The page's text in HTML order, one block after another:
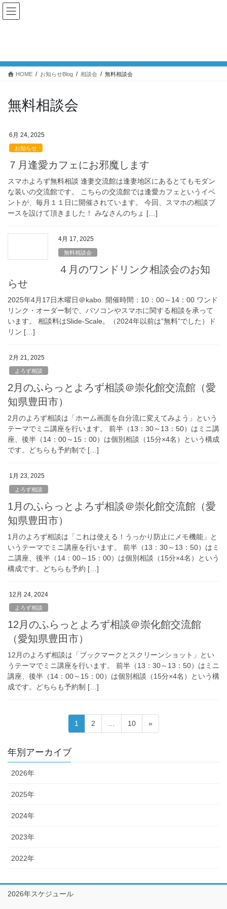
コ
ン
ス
ナ
ビ
ン
HOME お知らせBlog 相談会 無料相談会
無料相談会
6月 24, 2025
お知らせ
７月逢愛カフェにお邪魔します
スマホよろず無料相談 逢妻交流館は逢妻地区にあるとてもモダン
な装いの交流館です。 こちらの交流館では逢愛カフェというイベ
ントが、毎月１１日に開催されています。 今回、スマホの相談ブ
ースを設けて頂きました！ みなさんのちょ […]
4月 17, 2025
無料相談会
４月のワンドリンク相談会のお知
らせ
2025年4月17日木曜日＠kabo. 開催時間：10：00～14：00 ワンド
リンク・オーダー制で、パソコンやスマホに関する相談を承って
います。 相談料はSlide-Scale。（2024年以前は”無料”でした）ド
リン […]
2月 21, 2025
よろず相談
2月のふらっとよろず相談＠崇化館交流館（愛
知県豊田市）
2月のよろず相談は「ホーム画面を自分流に変えてみよう」という
テーマでミニ講座を行います。 前半（13：30～13：50）はミニ講
座、後半（14：00～15：00）は個別相談（15分×4名）という構成
です。どちらも予約制で […]
1月 23, 2025
よろず相談
1月のふらっとよろず相談＠崇化館交流館（愛
知県豊田市）
1月のよろず相談は「これは使える！うっかり防止にメモ機能」と
いうテーマでミニ講座を行います。 前半（13：30～13：50）はミ
ニ講座、後半（14：00～15：00）は個別相談（15分×4名）という
構成です。どちらも予約 […]
12月 24, 2024
よろず相談
12月のふらっとよろず相談＠崇化館交流館
（愛知県豊田市）
12月のよろず相談は「ブックマークとスクリーンショット」とい
うテーマでミニ講座を行います。 前半（13：30～13：50）はミニ
講座、後半（14：00～15：00）は個別相談（15分×4名）という構
成です。どちらも予約制 […]
の
ペ
ジ
送
固
定
1
固
定
2 …
固
定
10 »
年別アーカイブ
2026年
2025年
2024年
2023年
2022年
2026年スケジュール